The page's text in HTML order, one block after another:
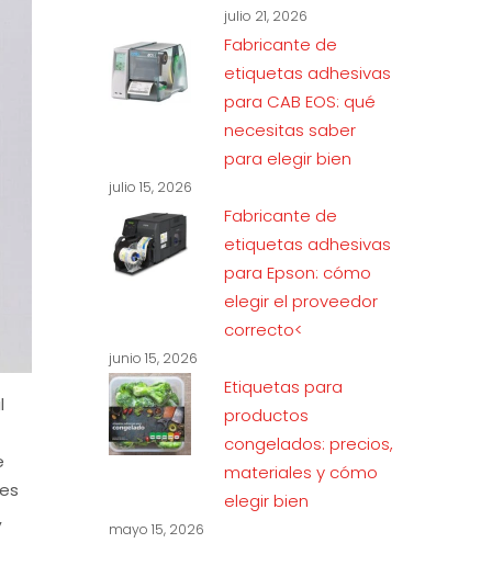
julio 21, 2026
Fabricante de
etiquetas adhesivas
para CAB EOS: qué
necesitas saber
para elegir bien
julio 15, 2026
Fabricante de
etiquetas adhesivas
para Epson: cómo
elegir el proveedor
correcto<
junio 15, 2026
Etiquetas para
productos
congelados: precios,
materiales y cómo
elegir bien
mayo 15, 2026